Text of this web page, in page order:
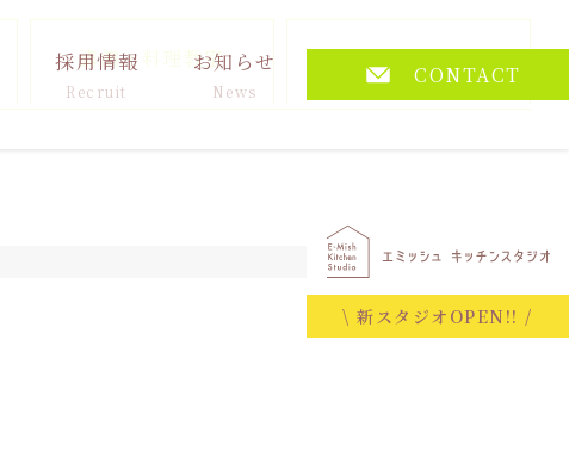
採用情報
Recruit
お知らせ
News
CONTACT
\ 新スタジオOPEN!! /
講演・料理教室 その他
2017.02.01